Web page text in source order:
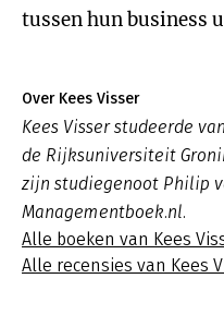
tussen hun business
Over Kees Visser
Kees Visser studeerde
de Rijksuniversiteit
zijn studiegenoot Philip
Managementboek.nl.
Alle boeken van Kees
Alle recensies van Kees